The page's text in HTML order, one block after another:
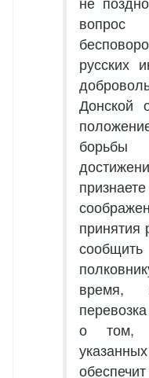
русских
Донской
принятия
время,
о том,